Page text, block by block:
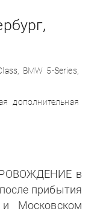
BMW 5-Series,
дополнительная
в
прибытия
Московском